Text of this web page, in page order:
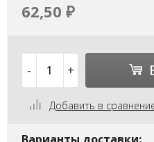
62,50 ₽
- +
Добавить в